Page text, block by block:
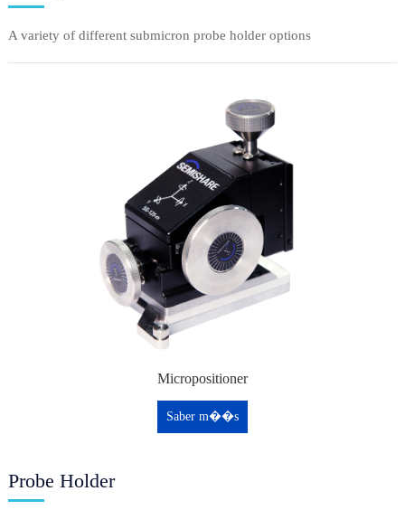
A variety of different submicron probe holder options
Micropositioner
Saber m��s
Probe Holder